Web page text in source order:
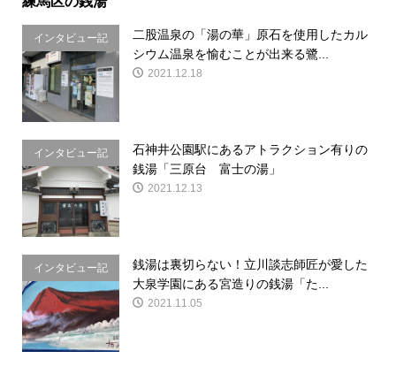
インタビュー記
事
二股温泉の「湯の華」原石を使用したカル
シウム温泉を愉むことが出来る鷺...
2021.12.18
インタビュー記
事
石神井公園駅にあるアトラクション有りの
銭湯「三原台 富士の湯」
2021.12.13
インタビュー記
事
銭湯は裏切らない！立川談志師匠が愛した
大泉学園にある宮造りの銭湯「た...
2021.11.05